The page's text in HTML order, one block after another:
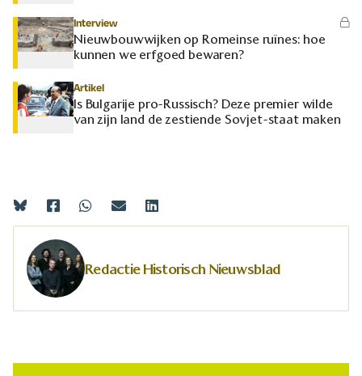
Interview
Nieuwbouwwijken op Romeinse ruïnes: hoe
kunnen we erfgoed bewaren?
Artikel
Is Bulgarije pro-Russisch? Deze premier wilde
van zijn land de zestiende Sovjet-staat maken
Redactie Historisch Nieuwsblad